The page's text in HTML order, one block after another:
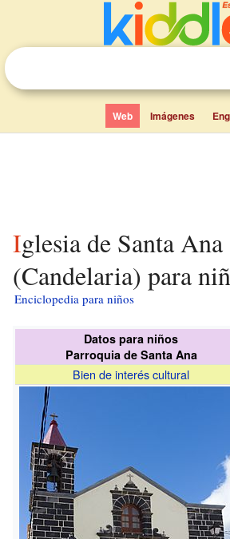
Web Imágenes
Iglesia de Santa Ana
(Candelaria) para
Enciclopedia para niños
Datos para niños
Parroquia de Santa Ana
Bien de interés cultural